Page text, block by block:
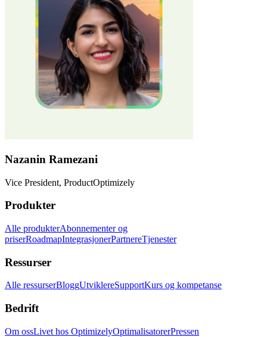
Nazanin Ramezani
Vice President, ProductOptimizely
Produkter
Alle produkterAbonnementer og
priserRoadmapIntegrasjonerPartnereTjenester
Ressurser
Alle ressurserBloggUtviklereSupportKurs og kompetanse
Bedrift
Om ossLivet hos OptimizelyOptimalisatorerPressen